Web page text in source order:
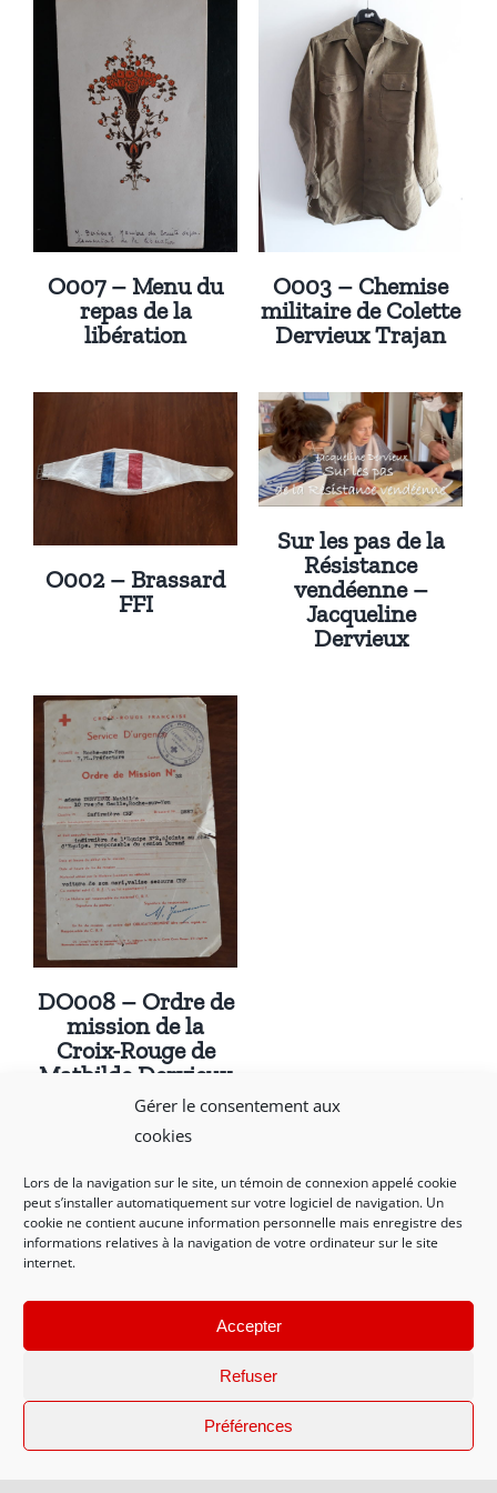
Gérer le consentement aux
cookies
Lors de la navigation sur le site, un témoin de connexion appelé cookie
peut s’installer automatiquement sur votre logiciel de navigation. Un
cookie ne contient aucune information personnelle mais enregistre des
informations relatives à la navigation de votre ordinateur sur le site
internet.
Accepter
Refuser
Préférences
O007 – Menu du
repas de la
libération
O003 – Chemise
militaire de Colette
Dervieux Trajan
O002 – Brassard
FFI
Sur les pas de la
Résistance
vendéenne –
Jacqueline
Dervieux
DO008 – Ordre de
mission de la
Croix-Rouge de
Mathilde Dervieux
Mentions légales et politique de confidentialité
Nous contacter
17138